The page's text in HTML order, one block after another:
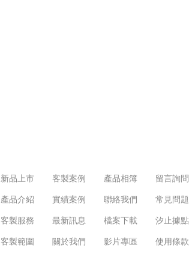
新品上市
產品介紹
客製服務
客製範圍
客製案例
實績案例
最新訊息
關於我們
產品相簿
聯絡我們
檔案下載
影片專區
留言詢問
常見問題
汐止據點
使用條款